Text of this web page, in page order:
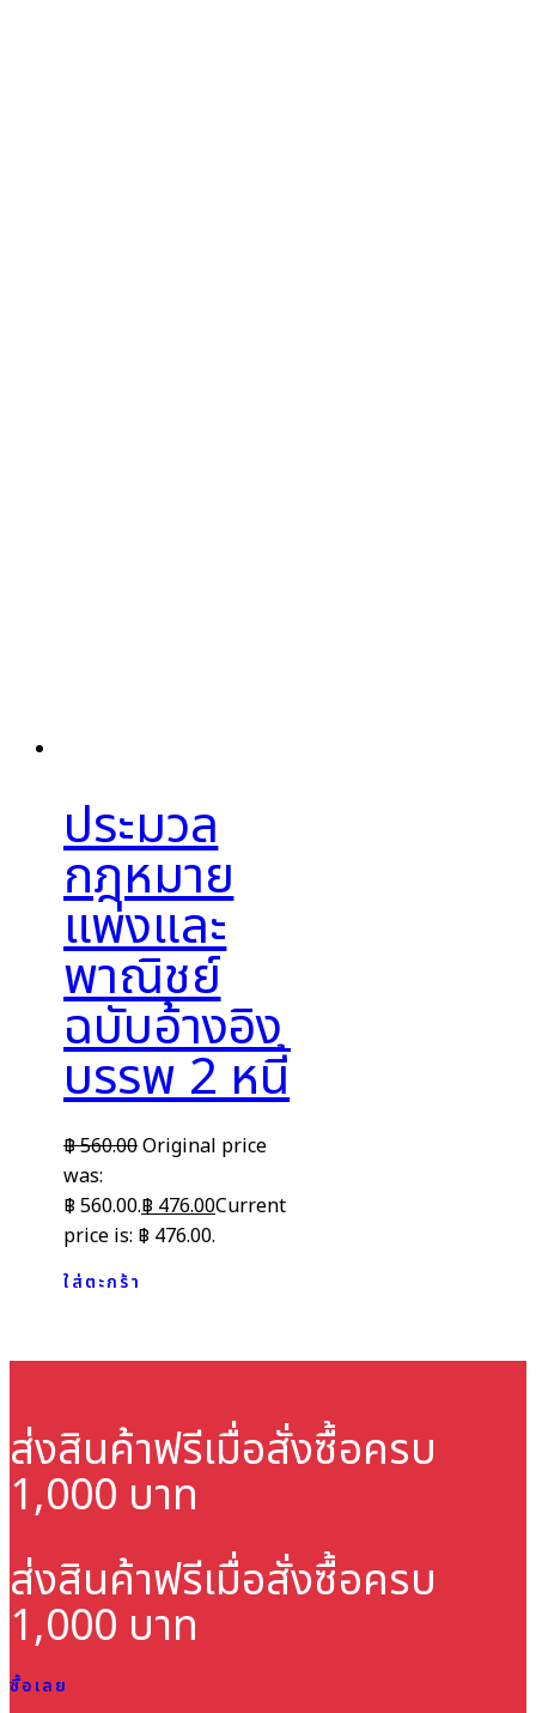
ประมวล
กฎหมาย
แพ่งและ
พาณิชย์
ฉบับอ้างอิง
บรรพ 2 หนี้
฿560.00Original price
was:
฿ 560.00.฿476.00Current
price is: ฿ 476.00.
ใส่ตะกร้า
ส่งสินค้าฟรีเมื่อสั่งซื้อครบ
1,000 บาท
ส่งสินค้าฟรีเมื่อสั่งซื้อครบ
1,000 บาท
ซื้อเลย